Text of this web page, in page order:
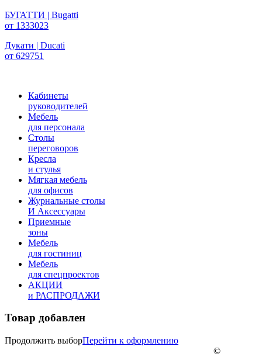
БУГАТТИ | Bugatti
от 1333023
Дукати | Ducati
от 629751
Кабинеты
руководителей
Мебель
для персонала
Столы
переговоров
Кресла
и стулья
Мягкая мебель
для офисов
Журнальные столы
И Аксессуары
Приемные
зоны
Мебель
для гостиниц
Мебель
для cпецпроектов
АКЦИИ
и РАСПРОДАЖИ
Товар добавлен
Продолжить выборПерейти к оформлению
©